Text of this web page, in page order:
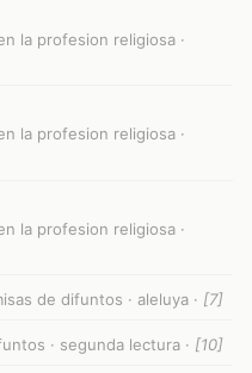
la profesion religiosa ·
la profesion religiosa ·
la profesion religiosa ·
de difuntos · aleluya · [7]
· segunda lectura · [10]